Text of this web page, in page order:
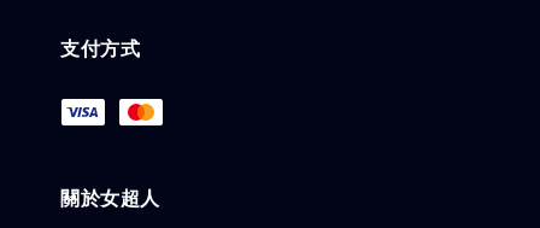
支付方式
關於女超人